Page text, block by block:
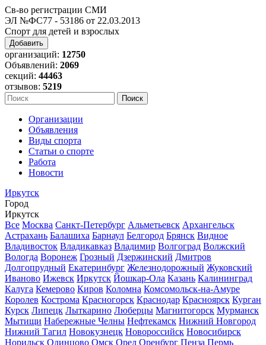
Св-во регистрации СМИ
ЭЛ №ФС77 - 53186 от 22.03.2013
Спорт для детей и взрослых
Добавить
организаций: 12750
Объявлений: 2069
секций: 44463
отзывов: 5219
Организации
Объявления
Виды спорта
Статьи о спорте
Работа
Новости
Иркутск
Город
Иркутск
Все Москва Санкт-Петербург Альметьевск Архангельск
Астрахань Балашиха Барнаул Белгород Брянск Видное
Владивосток Владикавказ Владимир Волгоград Волжский
Вологда Воронеж Грозный Дзержинский Дмитров
Долгопрудный Екатеринбург Железнодорожный Жуковский
Иваново Ижевск Иркутск Йошкар-Ола Казань Калининград
Калуга Кемерово Киров Коломна Комсомольск-на-Амуре
Королев Кострома Красногорск Краснодар Красноярск Курган
Курск Липецк Лыткарино Люберцы Магнитогорск Мурманск
Мытищи Набережные Челны Нефтекамск Нижний Новгород
Нижний Тагил Новокузнецк Новороссийск Новосибирск
Норильск Одинцово Омск Орел Оренбург Пенза Пермь